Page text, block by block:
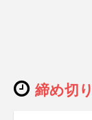
締め切